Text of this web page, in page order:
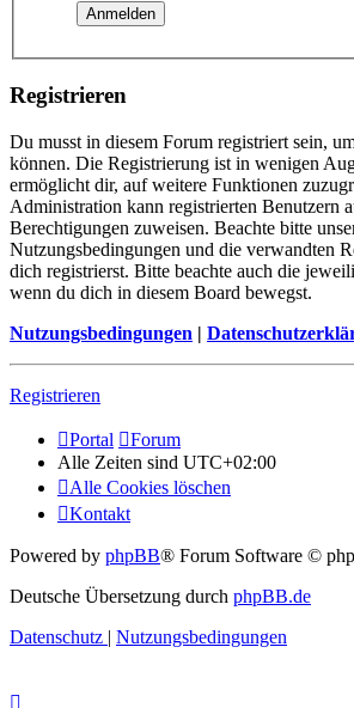
Registrieren
Du musst in diesem Forum registriert sein,
können. Die Registrierung ist in wenigen
ermöglicht dir, auf weitere Funktionen
Administration kann registrierten Benutzern
Berechtigungen zuweisen. Beachte bitte
Nutzungsbedingungen und die verwandten
dich registrierst. Bitte beachte auch die
wenn du dich in diesem Board bewegst.
Nutzungsbedingungen |
Registrieren
Portal
Forum
Alle Zeiten sind UTC+02:00
Alle Cookies löschen
Kontakt
Powered by phpBB® Forum Software ©
Deutsche Übersetzung durch phpBB.de
Datenschutz | Nutzungsbedingungen